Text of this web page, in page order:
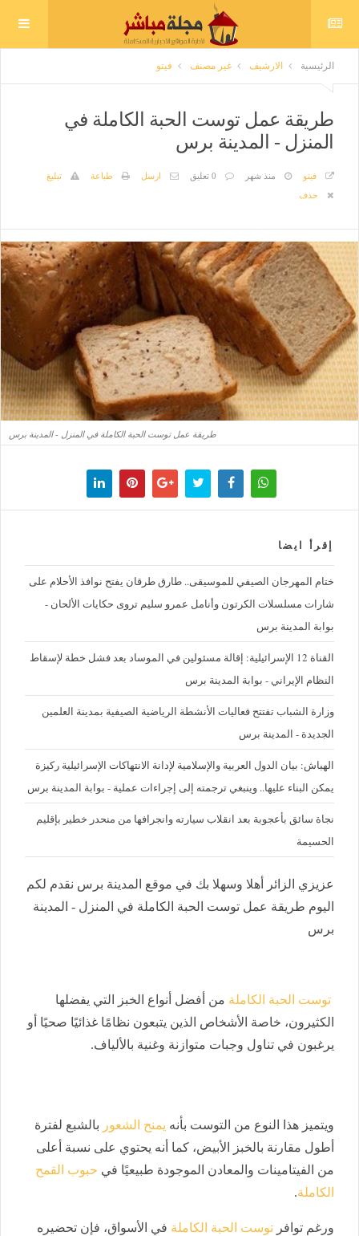
الرئيسية الارشيف غير مصنف فيتو
طريقة عمل توست الحبة الكاملة في
المنزل - المدينة برس
فيتو منذ شهر 0 تعليق ارسل طباعة
تبليغ
حذف
طريقة عمل توست الحبة الكاملة في المنزل - المدينة برس
إقرأ ايضا
ختام المهرجان الصيفي للموسيقى.. طارق طرقان يفتح نوافذ الأحلام على
شارات مسلسلات الكرتون وأنامل عمرو سليم تروى حكايات الألحان -
بوابة المدينة برس
القناة 12 الإسرائيلية: إقالة مسئولين في الموساد بعد فشل خطة لإسقاط
النظام الإيراني - بوابة المدينة برس
وزارة الشباب تفتتح فعاليات الأنشطة الرياضية الصيفية بمدينة العلمين
الجديدة - المدينة برس
الهباش: بيان الدول العربية والإسلامية لإدانة الانتهاكات الإسرائيلية ركيزة
يمكن البناء عليها.. وينبغي ترجمته إلى إجراءات عملية - بوابة المدينة برس
نجاة سائق بأعجوبة بعد انقلاب سيارته وانجرافها من منحدر خطير بإقليم
الحسيمة
عزيزي الزائر أهلا وسهلا بك في موقع المدينة برس نقدم لكم
اليوم طريقة عمل توست الحبة الكاملة في المنزل - المدينة
برس
توست الحبة الكاملة من أفضل أنواع الخبز التي يفضلها
الكثيرون، خاصة الأشخاص الذين يتبعون نظامًا غذائيًا صحيًا أو
يرغبون في تناول وجبات متوازنة وغنية بالألياف.
ويتميز هذا النوع من التوست بأنه يمنح الشعور بالشبع لفترة
أطول مقارنة بالخبز الأبيض، كما أنه يحتوي على نسبة أعلى
من الفيتامينات والمعادن الموجودة طبيعيًا في حبوب القمح
الكاملة.
ورغم توافر توست الحبة الكاملة في الأسواق، فإن تحضيره